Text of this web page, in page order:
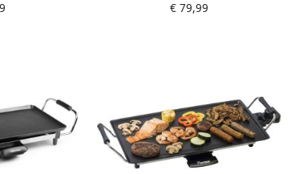
oppervlakte met grillpatroon en
€ 79,99